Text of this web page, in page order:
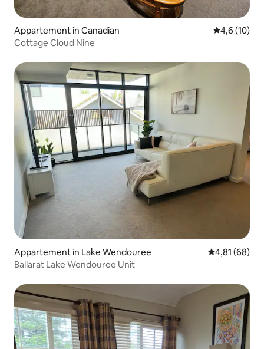
Appartement in Canadian
4,6 (10)
Cottage Cloud Nine
Appartement in Lake Wendouree Gemiddelde
4,81 (68)
Ballarat Lake Wendouree Unit